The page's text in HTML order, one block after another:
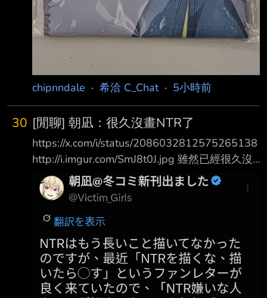
chipnndale · 希洽 C_Chat· 5小時前
30 [閒聊] 朝凪：很久沒畫NTR了
https://x.com/i/status/2086032812575265138
http://i.imgur.com/SmJ8t0J.jpg 雖然已經很久沒
畫NTR了，但最近常常收到「不准畫NTR，敢畫
就口了你」的私訊，所以就 抱持著「如果大家
能喜歡上NTR就好了」的心態繼續畫了。如果對
於NTR不擅長的人們能夠 藉此擴展自己的性癖
就好了。 (′・ω・‵)是在哭 ----- Sent from JPTT
on my Sony XQ-BT52. --
https://i.imgur.com/hVPO6V